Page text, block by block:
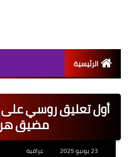
الرئيسية
أول تعليق روسي على
مضيق
عراقية